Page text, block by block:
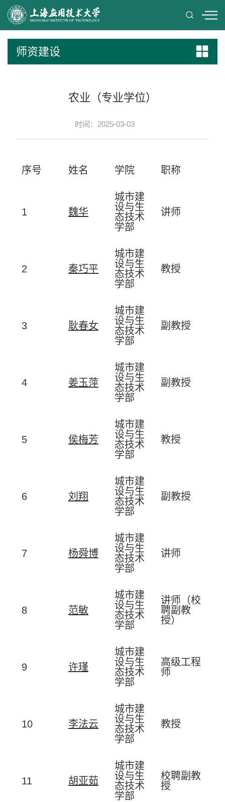
师资建设
农业（专业学位）
时间：2025-03-03
序号 姓名 学院 职称
1 魏华
城市建
设与生
态技术
学部
讲师
2 秦巧平
城市建
设与生
态技术
学部
教授
3 耿春女
城市建
设与生
态技术
学部
副教授
4 姜玉萍
城市建
设与生
态技术
学部
副教授
5 侯梅芳
城市建
设与生
态技术
学部
教授
6 刘翔
城市建
设与生
态技术
学部
副教授
7 杨舜博
城市建
设与生
态技术
学部
讲师
8 范敏
城市建
设与生
态技术
学部
讲师（校
聘副教
授）
9 许瑾
城市建
设与生
态技术
学部
高级工程
师
10 李法云
城市建
设与生
态技术
学部
教授
11 胡亚茹
城市建
设与生
态技术
学部
校聘副教
授